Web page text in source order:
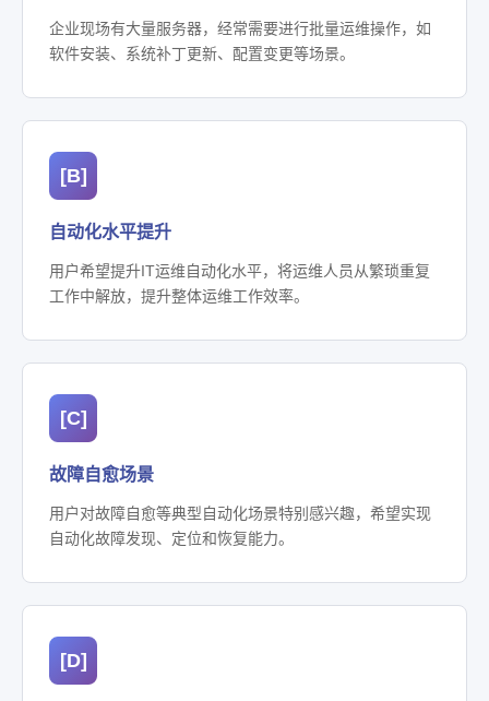
企业现场有大量服务器，经常需要进行批量运维操作，如
软件安装、系统补丁更新、配置变更等场景。
[B]
自动化水平提升
用户希望提升IT运维自动化水平，将运维人员从繁琐重复
工作中解放，提升整体运维工作效率。
[C]
故障自愈场景
用户对故障自愈等典型自动化场景特别感兴趣，希望实现
自动化故障发现、定位和恢复能力。
[D]